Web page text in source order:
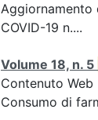
Aggiornamento
COVID-19 n....
Volume 18, n. 5
Contenuto Web
Consumo di